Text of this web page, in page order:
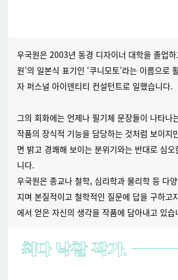
우국원은 2003년 동경 디자이너 대학을 졸업하
원’의 일본식 표기인 ‘쿠니모토’라는 이름으로
자 퍼스널 아이덴티티 컨설턴트로 일했습니다.
그의 회화에는 언제나 필기체 문장들이 나타나
작품의 장식적 기능을 담당하는 것처럼 보이지
면 밝고 경쾌해 보이는 분위기와는 반대로 심
니다.
우국원은 종교나 철학, 심리학과 물리학 등 다
지며 본질적이고 철학적인 질문에 답을 구하고
에서 얻은 자신의 생각을 작품에 담아내고 있습